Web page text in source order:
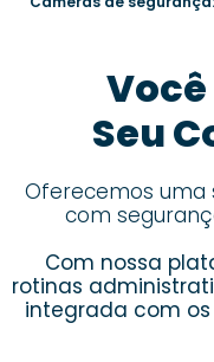
Seu
Oferecemos uma
com
Com nossa
rotinas
integrada com